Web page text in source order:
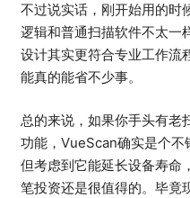
不过说实话，刚开始用的时
逻辑和普通扫描软件不太一
设计其实更符合专业工作流
能真的能省不少事。
总的来说，如果你手头有老
功能，VueScan确实是个不
但考虑到它能延长设备寿命
笔投资还是很值得的。毕竟